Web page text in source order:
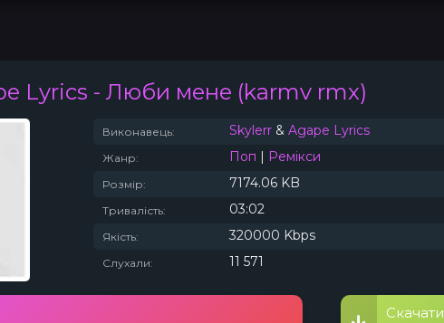
Топ 100 Тренди
Lyrics - Люби мене (karmv rmx)
Виконавець: Skylerr & Agape Lyrics
Жанр: Поп | Ремікси
Розмір: 7174.06 KB
Тривалість: 03:02
Якість: 320000 Kbps
Слухали: 11 571
Скачати